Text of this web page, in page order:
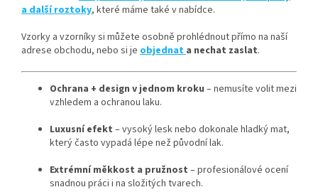
a další roztoky, které máme také v nabídce.
Vzorky a vzorníky si můžete osobně prohlédnout přímo na naší
adrese obchodu, nebo si je objednata nechat zaslat.
Ochrana + design v jednom kroku – nemusíte volit mezi
vzhledem a ochranou laku.
Luxusní efekt – vysoký lesk nebo dokonale hladký mat,
který často vypadá lépe než původní lak.
Extrémní měkkost a pružnost – profesionálové ocení
snadnou práci i na složitých tvarech.